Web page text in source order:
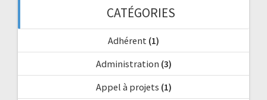
CATÉGORIES
Adhérent (1)
Administration (3)
Appel à projets (1)